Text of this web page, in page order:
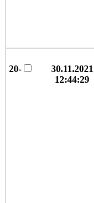
20-
30.11.2021
12:44:29